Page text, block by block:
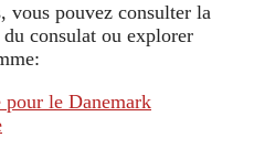
vous pouvez consulter la
consulat ou explorer
pour le Danemark